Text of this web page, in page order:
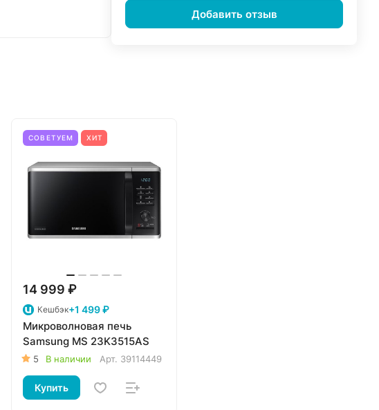
Добавить отзыв
СОВЕТУЕМ ХИТ
14 999 ₽
Кешбэк+1 499 ₽
Микроволновая печь
Samsung MS 23K3515AS
5 В наличии Арт. 39114449
Купить